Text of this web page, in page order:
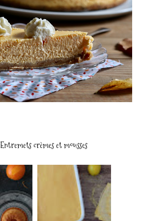
Entremets crèmes et mousses